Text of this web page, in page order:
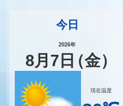
今日
2026年
8月 7 日（金）
現在温度